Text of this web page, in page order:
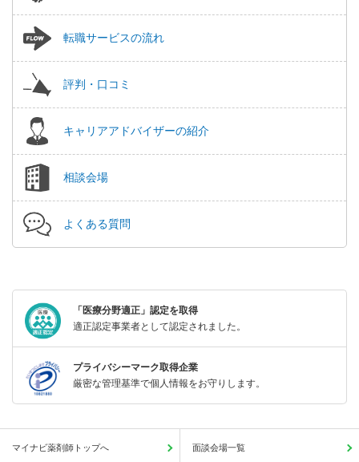
転職サービスの流れ
評判・口コミ
キャリアアドバイザーの紹介
相談会場
よくある質問
「医療分野適正」認定を取得
適正認定事業者として認定されました。
プライバシーマーク取得企業
厳密な管理基準で個人情報をお守りします。
マイナビ薬剤師トップへ 面談会場一覧